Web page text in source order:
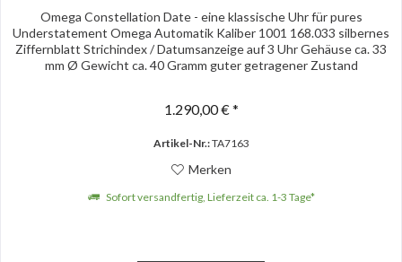
Omega Constellation Date - eine klassische Uhr für pures
Understatement Omega Automatik Kaliber 1001 168.033 silbernes
Ziffernblatt Strichindex / Datumsanzeige auf 3 Uhr Gehäuse ca. 33
mm Ø Gewicht ca. 40 Gramm guter getragener Zustand
1.290,00 € *
Artikel-Nr.:TA7163
Merken
Sofort versandfertig, Lieferzeit ca. 1-3 Tage*